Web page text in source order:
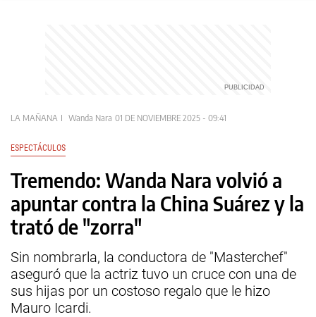
LA MAÑANA Wanda Nara 01 DE NOVIEMBRE 2025 - 09:41
ESPECTÁCULOS
Tremendo: Wanda Nara volvió a
apuntar contra la China Suárez y la
trató de "zorra"
Sin nombrarla, la conductora de "Masterchef"
aseguró que la actriz tuvo un cruce con una de
sus hijas por un costoso regalo que le hizo
Mauro Icardi.